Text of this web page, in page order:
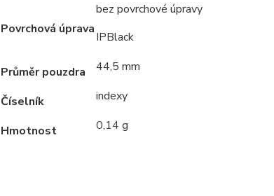
Povrchová úprava
bez povrchové úpravy
IPBlack
Průměr pouzdra 44,5 mm
Číselník indexy
Hmotnost 0,14 g